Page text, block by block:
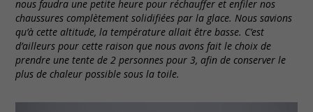
nous faudra une petite heure pour réchauffer et enfiler nos
chaussures complètement solidifiées par la glace. Nous savions
qu’à cette altitude, la température allait être basse. C’est
d’ailleurs pour cette raison que nous avons fait le choix de
prendre une tente de 2 personnes pour 3, afin de conserver le
plus de chaleur possible sous la toile.